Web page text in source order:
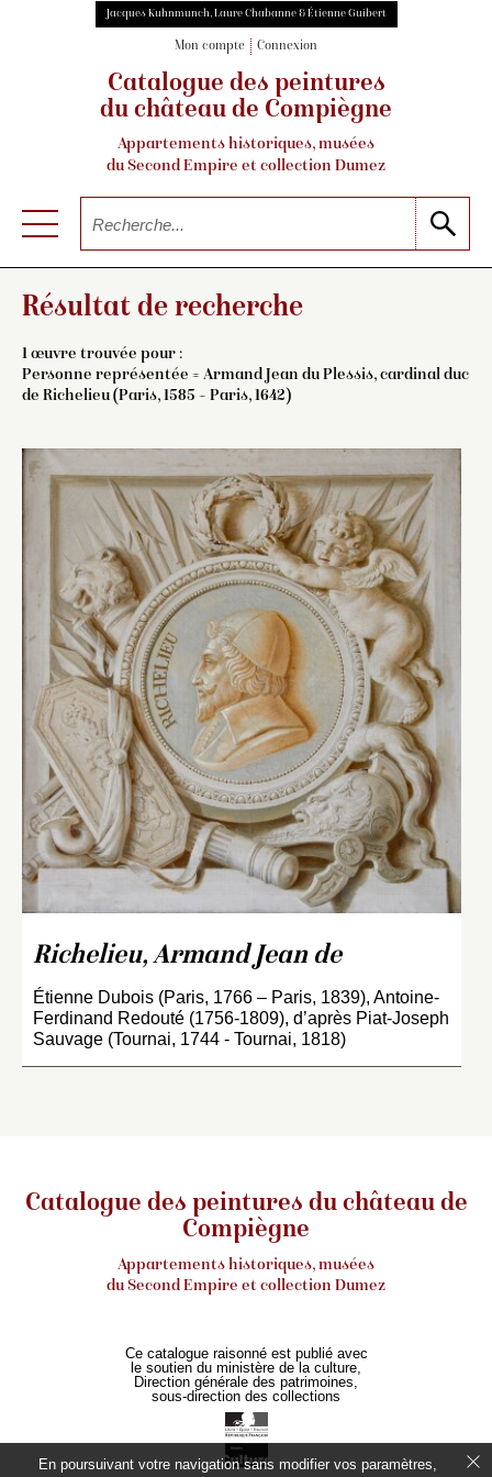
Jacques Kuhnmunch, Laure Chabanne & Étienne Guibert
Mon compte Connexion
Catalogue des peintures
du château de Compiègne
Appartements historiques, musées
du Second Empire et collection Dumez
Résultat de recherche
1 œuvre trouvée pour :
Personne représentée = Armand Jean du Plessis, cardinal duc
de Richelieu (Paris, 1585 – Paris, 1642)
Richelieu, Armand Jean de
Étienne Dubois (Paris, 1766 – Paris, 1839), Antoine-
Ferdinand Redouté (1756-1809), d’après Piat-Joseph
Sauvage (Tournai, 1744 - Tournai, 1818)
Catalogue des peintures du château de
Compiègne
Appartements historiques, musées
du Second Empire et collection Dumez
Ce catalogue raisonné est publié avec
le soutien du ministère de la culture,
Direction générale des patrimoines,
sous-direction des collections
En poursuivant votre navigation sans modifier vos paramètres,